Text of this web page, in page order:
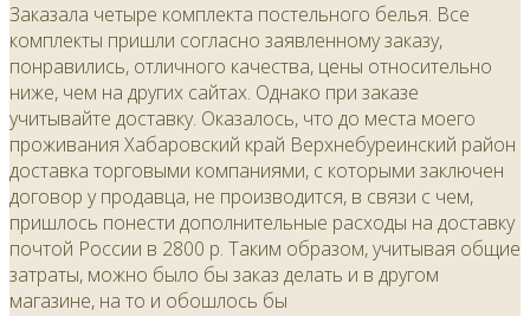
Заказала четыре комплекта постельного белья. Все
комплекты пришли согласно заявленному заказу,
понравились, отличного качества, цены относительно
ниже, чем на других сайтах. Однако при заказе
учитывайте доставку. Оказалось, что до места моего
проживания Хабаровский край Верхнебуреинский район
доставка торговыми компаниями, с которыми заключен
договор у продавца, не производится, в связи с чем,
пришлось понести дополнительные расходы на доставку
почтой России в 2800 р. Таким образом, учитывая общие
затраты, можно было бы заказ делать и в другом
магазине, на то и обошлось бы